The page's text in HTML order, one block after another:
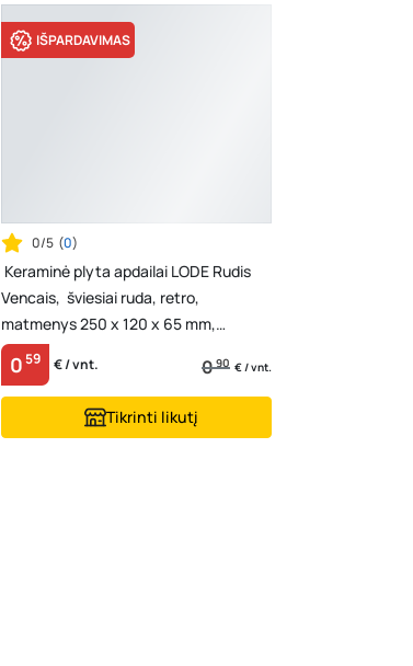
IŠPARDAVIMAS
0/5 (0)
Keraminė plyta apdailai LODE Rudis
Vencais, šviesiai ruda, retro,
matmenys 250 x 120 x 65 mm,
11.212100
059 € / vnt. 090 € / vnt.
Tikrinti likutį